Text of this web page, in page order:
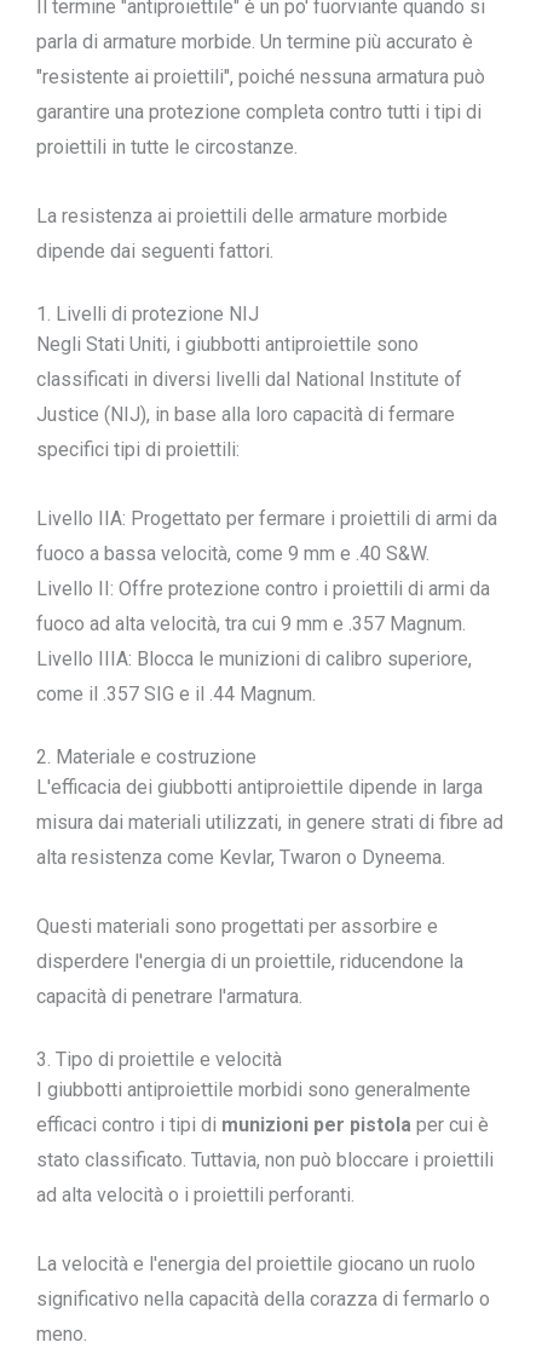
Il termine "antiproiettile" è un po' fuorviante quando si
parla di armature morbide. Un termine più accurato è
"resistente ai proiettili", poiché nessuna armatura può
garantire una protezione completa contro tutti i tipi di
proiettili in tutte le circostanze.
La resistenza ai proiettili delle armature morbide
dipende dai seguenti fattori.
1. Livelli di protezione NIJ
Negli Stati Uniti, i giubbotti antiproiettile sono
classificati in diversi livelli dal National Institute of
Justice (NIJ), in base alla loro capacità di fermare
specifici tipi di proiettili:
Livello IIA: Progettato per fermare i proiettili di armi da
fuoco a bassa velocità, come 9 mm e .40 S&W.
Livello II: Offre protezione contro i proiettili di armi da
fuoco ad alta velocità, tra cui 9 mm e .357 Magnum.
Livello IIIA: Blocca le munizioni di calibro superiore,
come il .357 SIG e il .44 Magnum.
2. Materiale e costruzione
L'efficacia dei giubbotti antiproiettile dipende in larga
misura dai materiali utilizzati, in genere strati di fibre ad
alta resistenza come Kevlar, Twaron o Dyneema.
Questi materiali sono progettati per assorbire e
disperdere l'energia di un proiettile, riducendone la
capacità di penetrare l'armatura.
3. Tipo di proiettile e velocità
I giubbotti antiproiettile morbidi sono generalmente
efficaci contro i tipi di munizioni per pistola per cui è
stato classificato. Tuttavia, non può bloccare i proiettili
ad alta velocità o i proiettili perforanti.
La velocità e l'energia del proiettile giocano un ruolo
significativo nella capacità della corazza di fermarlo o
meno.